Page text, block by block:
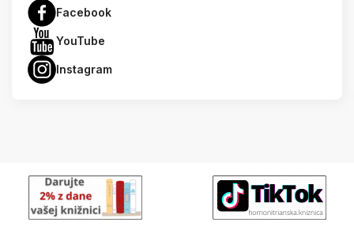
Facebook
YouTube
Instagram